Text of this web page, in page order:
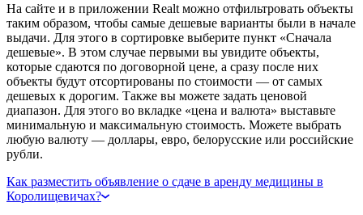
На сайте и в приложении Realt можно отфильтровать объекты
таким образом, чтобы самые дешевые варианты были в начале
выдачи. Для этого в сортировке выберите пункт «Сначала
дешевые». В этом случае первыми вы увидите объекты,
которые сдаются по договорной цене, а сразу после них
объекты будут отсортированы по стоимости — от самых
дешевых к дорогим. Также вы можете задать ценовой
диапазон. Для этого во вкладке «цена и валюта» выставьте
минимальную и максимальную стоимость. Можете выбрать
любую валюту — доллары, евро, белорусские или российские
рубли.
Как разместить объявление о сдаче в аренду медицины в
Королищевичах?